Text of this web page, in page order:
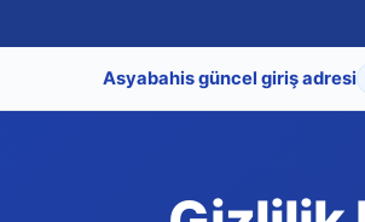
Asyabahis güncel giriş adresi